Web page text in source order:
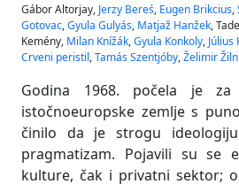
Gábor Altorjay, Jerzy Bereś, Eugen Brikcius,
Gotovac,Gyula Gulyás, Matjaž Hanžek,
Kemény, Milan Knížák,Gyula Konkoly, Július
Crveni peristil,Tamás Szentjóby,Želimir
Godina 1968. počela je
istočnoeuropske zemlje s
činilo da je strogu
pragmatizam. Pojavili su se
kulture, čak i privatni sektor;